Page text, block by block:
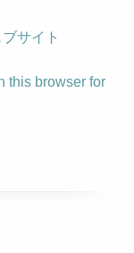
サイト
this browser for